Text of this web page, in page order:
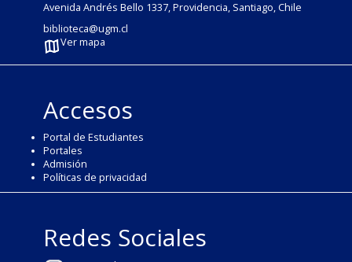
Avenida Andrés Bello 1337, Providencia, Santiago, Chile
biblioteca@ugm.cl
Ver mapa
Accesos
Portal de Estudiantes
Portales
Admisión
Políticas de privacidad
Redes Sociales